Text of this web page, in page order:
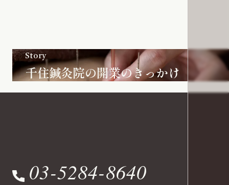
Story
千住鍼灸院の開業のきっかけ
03-5284-8640